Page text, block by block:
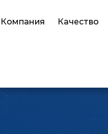
Компания Качество